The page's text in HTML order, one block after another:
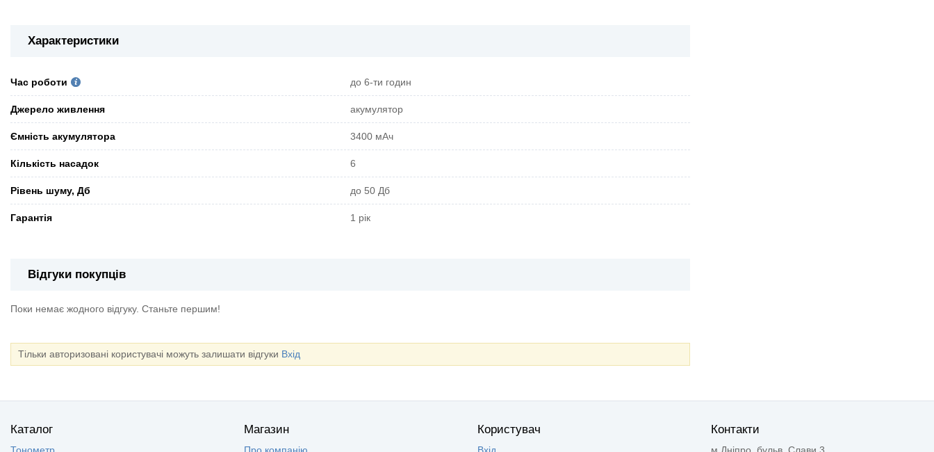
Характеристики
Час роботи до 6-ти годин
Джерело живлення акумулятор
Ємність акумулятора 3400 мАч
Кількість насадок 6
Рівень шуму, Дб до 50 Дб
Гарантія 1 рік
Відгуки покупців
Поки немає жодного відгуку. Станьте першим!
Тільки авторизовані користувачі можуть залишати відгуки Вхід
Каталог
Тонометр
Магазин
Про компанію
Користувач
Вхід
Контакти
м.Дніпро, бульв. Слави 3